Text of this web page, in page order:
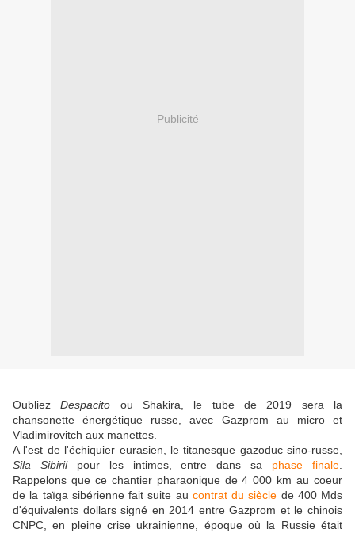
Publicité
OubliezDespacito ou Shakira, le tube de 2019 sera la
chansonette énergétique russe, avec Gazprom au micro et
Vladimirovitch aux manettes.
A l'est de l'échiquier eurasien, le titanesque gazoduc sino-russe,
Sila Sibiriipour les intimes, entre dans sa phase finale
Rappelons que ce chantier pharaonique de 4 000 km au coeur
de la taïga sibérienne fait suite au contrat du siècle de 400 Mds
d'équivalents dollars signé en 2014 entre Gazprom et le chinois
CNPC, en pleine crise ukrainienne, époque où la Russie était